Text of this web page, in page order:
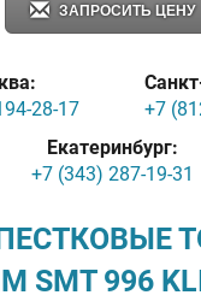
ЗАПРОСИТЬ ЦЕНУ
28-17
+7
Екатеринбург:
+7 (343) 287-19-31
SMT 996